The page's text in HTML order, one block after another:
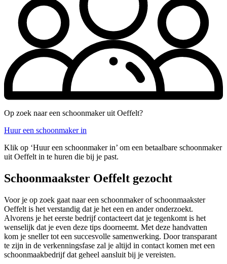
Op zoek naar een schoonmaker uit Oeffelt?
Huur een schoonmaker in
Klik op ‘Huur een schoonmaker in’ om een betaalbare schoonmaker
uit Oeffelt in te huren die bij je past.
Schoonmaakster Oeffelt gezocht
Voor je op zoek gaat naar een schoonmaker of schoonmaakster
Oeffelt is het verstandig dat je het een en ander onderzoekt.
Alvorens je het eerste bedrijf contacteert dat je tegenkomt is het
wenselijk dat je even deze tips doorneemt. Met deze handvatten
kom je sneller tot een succesvolle samenwerking. Door transparant
te zijn in de verkenningsfase zal je altijd in contact komen met een
schoonmaakbedrijf dat geheel aansluit bij je vereisten.